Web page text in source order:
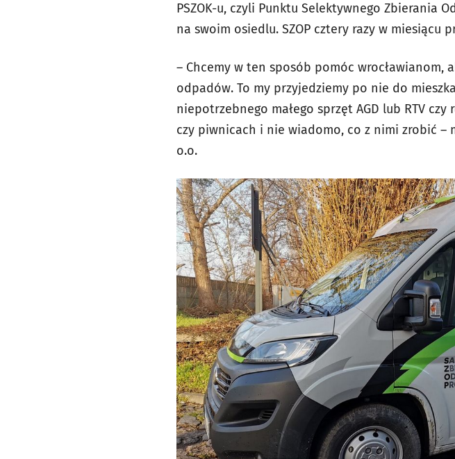
PSZOK-u, czyli Punktu Selektywnego Zbierania
na swoim osiedlu. SZOP cztery razy w miesiącu
– Chcemy w ten sposób pomóc
odpadów. To my przyjedziemy po nie do
niepotrzebnego małego sprzęt AGD lub RTV
czy piwnicach i nie wiadomo, co z nimi zrobić –
o.o.